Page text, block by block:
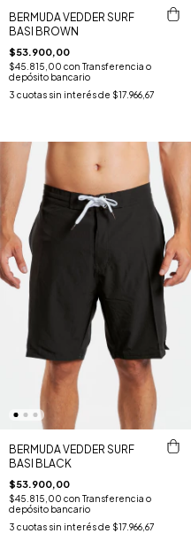
BERMUDA VEDDER SURF
BASI BROWN
$53.900,00
$45.815,00 con Transferencia o
depósito bancario
3 cuotas sin interés de $17.966,67
BERMUDA VEDDER SURF
BASI BLACK
$53.900,00
$45.815,00 con Transferencia o
depósito bancario
3 cuotas sin interés de $17.966,67